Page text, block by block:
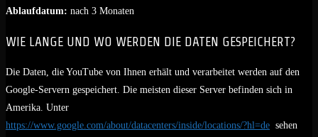
Ablaufdatum: nach 3 Monaten
WIE LANGE UND WO WERDEN DIE DATEN GESPEICHERT?
Die Daten, die YouTube von Ihnen erhält und verarbeitet werden auf den
Google-Servern gespeichert. Die meisten dieser Server befinden sich in
Amerika. Unter
https://www.google.com/about/datacenters/inside/locations/?hl=de sehen